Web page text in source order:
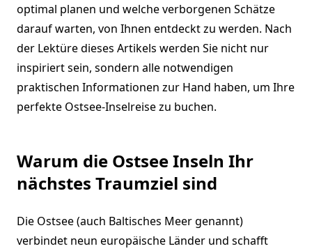
optimal planen und welche verborgenen Schätze
darauf warten, von Ihnen entdeckt zu werden. Nach
der Lektüre dieses Artikels werden Sie nicht nur
inspiriert sein, sondern alle notwendigen
praktischen Informationen zur Hand haben, um Ihre
perfekte Ostsee-Inselreise zu buchen.
Warum die Ostsee Inseln Ihr
nächstes Traumziel sind
Die Ostsee (auch Baltisches Meer genannt)
verbindet neun europäische Länder und schafft